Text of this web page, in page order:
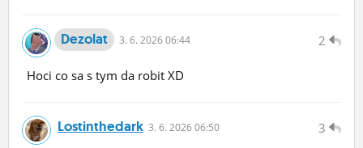
2
Dezolat 3. 6. 2026 06:44
Hoci co sa s tym da robit XD
3
Lostinthedark 3. 6. 2026 06:50